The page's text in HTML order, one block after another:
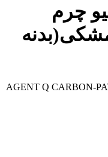
چرم
AGENT Q CARBON-